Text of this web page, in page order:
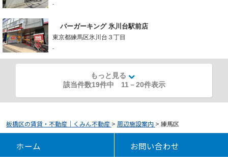
-
バーガーキング 氷川台駅前店
東京都練馬区氷川台３丁目
-
もっと見る
該当件数19件中 11 －20件表示
板橋区の賃貸・不動産｜くみん不動産 > 周辺施設案内 > 練馬区
ホーム お問い合わせ